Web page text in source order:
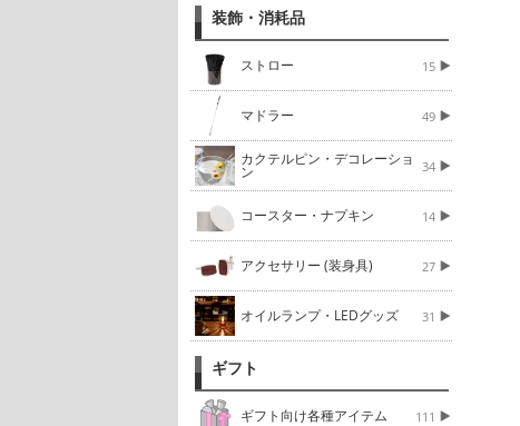
装飾・消耗品
ストロー 15
マドラー 49
カクテルピン・デコレーショ
ン 34
コースター・ナプキン 14
アクセサリー (装身具) 27
オイルランプ・LEDグッズ 31
ギフト
ギフト向け各種アイテム 111